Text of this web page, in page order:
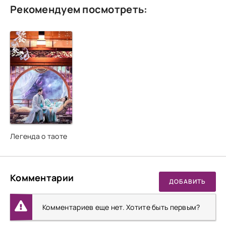
Рекомендуем посмотреть:
Легенда о таоте
Комментарии ДОБАВИТЬ
Комментариев еще нет. Хотите быть первым?